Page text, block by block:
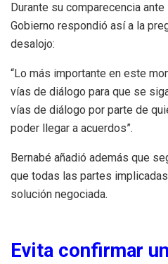
Durante su comparecencia
Gobierno respondió así a la
desalojo:
“Lo más importante en este
vías de diálogo para que se
vías de diálogo por parte de
poder llegar a acuerdos”.
Bernabé añadió además que
que todas las partes
solución negociada.
Evita confirmar